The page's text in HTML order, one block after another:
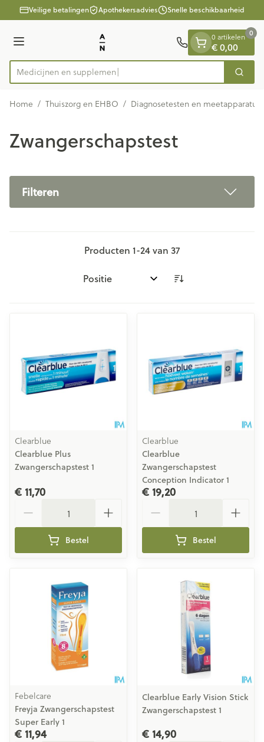
Ga naar de inhoud
1 van 1Veilige betalingen Apothekersadvies Snelle beschikbaarheid
Menu
Product, merk, categorie...
Medic Zoek
0 artikelen
€ 0,00
0
Home / Thuiszorg en EHBO / Diagnosetesten en meetapparatuur
Zwangerschapstest
Filteren
Producten 1-24van 37
Sorteer op:
Clearblue
Clearblue Plus
Zwangerschapstest 1
€ 11,70
Bestel
Clearblue
Clearblue
Zwangerschapstest
Conception Indicator 1
€ 19,20
Bestel
Febelcare
Freyja Zwangerschapstest
Super Early 1
€ 11,94
Clearblue Early Vision Stick
Zwangerschapstest 1
€ 14,90